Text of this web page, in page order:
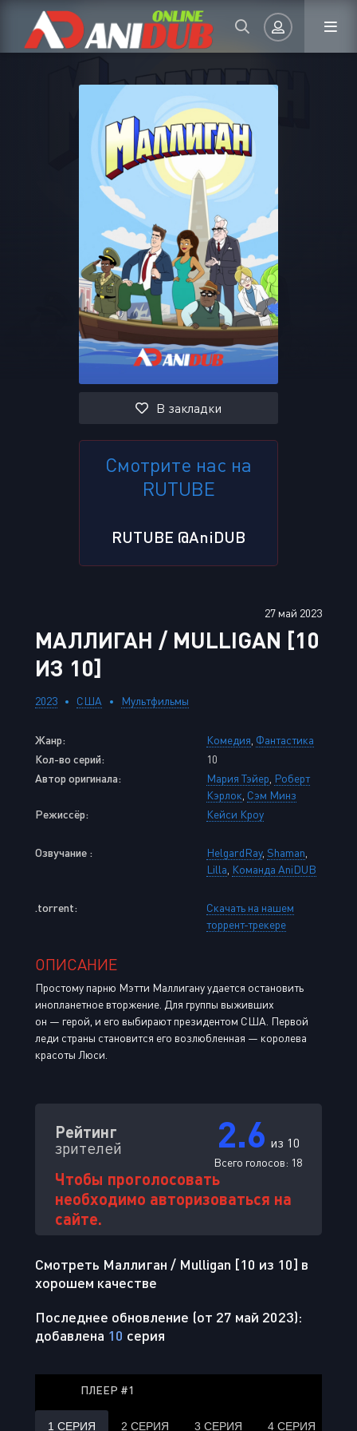
ВОЙТИ НА САЙТ
Регистрация Восстановить пароль
Или войти через
В закладки
Смотрите нас на
RUTUBE
RUTUBE @AniDUB
27 май 2023
МАЛЛИГАН / MULLIGAN [10
ИЗ 10]
2023 США Мультфильмы
Жанр: Комедия Фантастика
Кол-во серий:
10
Автор оригинала:
Мария Тэйер Роберт
Кэрлок Сэм Минз
Режиссёр:
Кейси Кроу
Озвучание : HelgardRay, Shaman
Lilla Команда AniDUB
.torrent:
Скачать на нашем
торрент-трекере
ОПИСАНИЕ
Простому парню Мэтти Маллигану удается остановить
инопланетное вторжение. Для группы выживших
он — герой, и его выбирают президентом США. Первой
леди страны становится его возлюбленная — королева
красоты Люси.
Рейтинг
зрителей 2.6 из 10
Всего голосов: 18
Чтобы проголосовать
необходимо авторизоваться на
сайте.
Смотреть Маллиган / Mulligan [10 из 10] в
хорошем качестве
Последнее обновление (от 27 май 2023):
добавлена 10 серия
ПЛЕЕР #1